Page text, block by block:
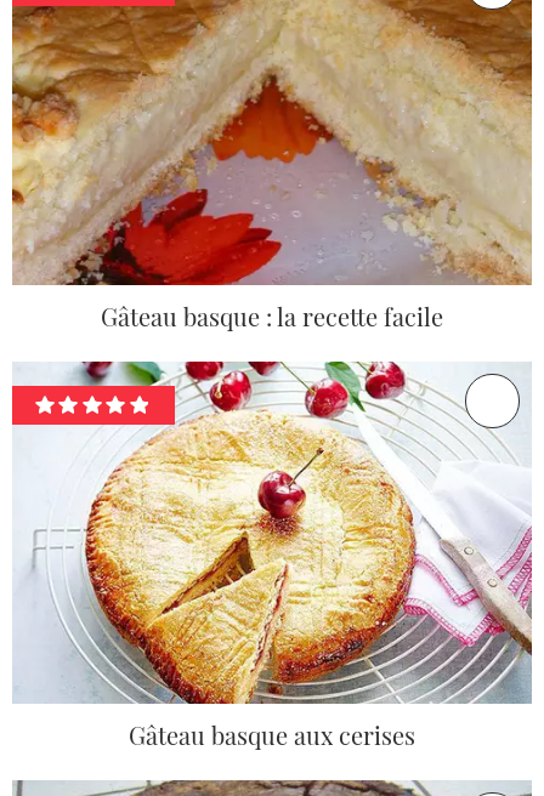
Gâteau basque : la recette facile
Gâteau basque aux cerises